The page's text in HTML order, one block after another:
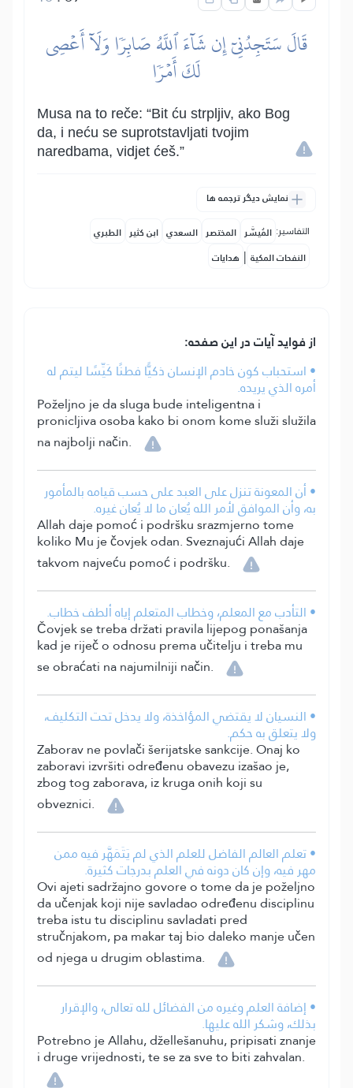
قَالَ سَتَجِدُنِيٓ إِن شَآءَ ٱللَّهُ صَابِرٗا وَلَآ أَعۡصِي
لَكَ أَمۡرٗا
Musa na to reče: “Bit ću strpljiv, ako Bog
da, i neću se suprotstavljati tvojim
naredbama, vidjet ćeš.”
نمایش دیگر ترجمه ها
التفاسير: المُيسَّر المختصر السعدي ابن كثير الطبري
النفحات المكية | هدايات
از فواید آیات در این صفحه:
• استحباب كون خادم الإنسان ذكيًّا فطنًا كَيِّسًا ليتم له
أمره الذي يريده.
Poželjno je da sluga bude inteligentna i
pronicljiva osoba kako bi onom kome služi služila
na najbolji način.
• أن المعونة تنزل على العبد على حسب قيامه بالمأمور
به، وأن الموافق لأمر الله يُعان ما لا يُعان غيره.
Allah daje pomoć i podršku srazmjerno tome
koliko Mu je čovjek odan. Sveznajući Allah daje
takvom najveću pomoć i podršku.
• التأدب مع المعلم، وخطاب المتعلم إياه ألطف خطاب.
Čovjek se treba držati pravila lijepog ponašanja
kad je riječ o odnosu prema učitelju i treba mu
se obraćati na najumilniji način.
• النسيان لا يقتضي المؤاخذة، ولا يدخل تحت التكليف،
ولا يتعلق به حكم.
Zaborav ne povlači šerijatske sankcije. Onaj ko
zaboravi izvršiti određenu obavezu izašao je,
zbog tog zaborava, iz kruga onih koji su
obveznici.
• تعلم العالم الفاضل للعلم الذي لم يَتَمَهَّر فيه ممن
مهر فيه، وإن كان دونه في العلم بدرجات كثيرة.
Ovi ajeti sadržajno govore o tome da je poželjno
da učenjak koji nije savladao određenu disciplinu
treba istu tu disciplinu savladati pred
stručnjakom, pa makar taj bio daleko manje učen
od njega u drugim oblastima.
• إضافة العلم وغيره من الفضائل لله تعالى، والإقرار
بذلك، وشكر الله عليها.
Potrebno je Allahu, džellešanuhu, pripisati znanje
i druge vrijednosti, te se za sve to biti zahvalan.